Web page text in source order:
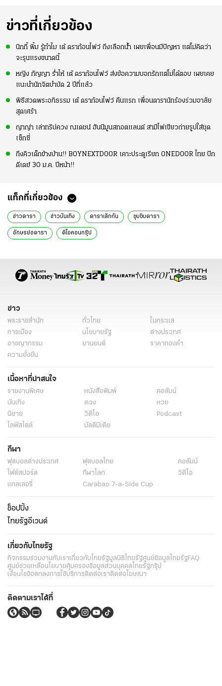
ข่าวที่เกี่ยวข้อง
นิกกี้ พิ้ม รู้ทำไม เต้ ดราก้อนไฟว์ ถึงเลือกน้ำ เผยเพื่อนมีปัญหา แต่ไม่คิดว่า
จะรุนแรงขนาดนี้
หญิง กัญญา ร่ำไห้ เต้ ดราก้อนไฟว์ ส่งข้อความบอกรักแต่ไม่ได้ตอบ เผยเคย
แนะนำนักจิตบำบัด 2 ปีที่แล้ว
พิธีสวดพระอภิธรรม เต้ ดราก้อนไฟว์ คืนแรก เพื่อนดารานักร้องร่วมอาลัย
สุดเศร้า
ญาญ่า เล่าทริปควง ณเดชน์ ฮันนีมูนสกอตแลนด์ สามีไฟเขียวถ่ายรูปใส่ชุด
เซ็กซี่
ถึงคิวเด็กข้างบ้าน!! BOYNEXTDOOR เคาะประตูเรียก ONEDOOR ไทย ปัก
ดีเดย์ 30 ม.ค. ปีหน้า!!
แท็กที่เกี่ยวข้อง
ข่าวดารา ข่าวบันเทิง ดาราเลิกกัน ซุบซิบดารา
อักษรย่อดารา ดิไอคอนกรุ๊ป
ข่าว
พระราชสำนัก ทั่วไทย
ในกระแส
การเมือง
นโยบายรัฐ
ต่างประเทศ
อาชญากรรม
ยานยนต์
ราคาทองคำ
ความยั่งยืน
เนื้อหาที่น่าสนใจ
รายงานพิเศษ หนังสือพิมพ์
คอลัมน์
บันเทิง
ดวง
หวย
นิยาย
วิดีโอ
Podcast
ไลฟ์สไตล์
มัลติมีเดีย
กีฬา
ฟุตบอลต่่างประเทศ ฟุตบอลไทย
คอลัมน์
ไฟต์สปอร์ต
กีฬาโลก
วิดีโอ
แกลเลอรี่
Carabao 7-a-Side Cup
ช็อปปิ้ง
ไทยรัฐอีเวนต์
เกี่ยวกับไทยรัฐ
กิจกรรมร่วมงานกับเราเกี่ยวกับไทยรัฐมูลนิธิไทยรัฐศูนย์ข้อมูลไทยรัฐFAQ
ศูนย์ช่วยเหลือนโยบายคุ้มครองข้อมูลส่วนบุคคลไทยรัฐกรุ๊ป
เงื่อนไขข้อตกลงการใช้บริการติดต่อเราติดต่อโฆษณา
ติดตามเราได้ที่